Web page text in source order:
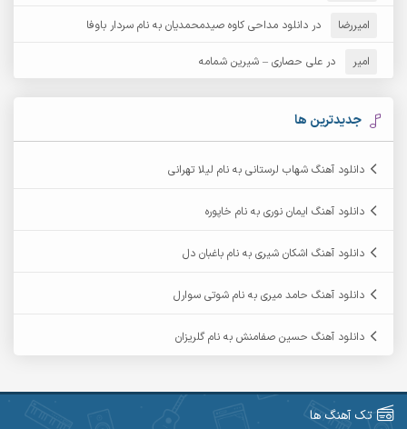
آرش مهرابی آرش نظری
آرشام
آرکاداش
آرین صیادی
امیررضا در دانلود مداحی کاوه صیدمحمدیان به نام سردار باوفا
امیر در علی حصاری – شیرین شمامه
جدیدترین ها
دانلود آهنگ شهاب لرستانی به نام لیلا تهرانی
دانلود آهنگ ایمان نوری به نام خاپوره
دانلود آهنگ اشکان شیری به نام باغبان دل
دانلود آهنگ حامد میری به نام شوتی سوارل
دانلود آهنگ حسین صفامنش به نام گلریزان
تک آهنگ ها